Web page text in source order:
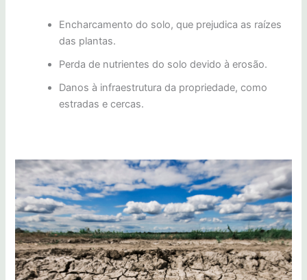
Encharcamento do solo, que prejudica as raízes
das plantas.
Perda de nutrientes do solo devido à erosão.
Danos à infraestrutura da propriedade, como
estradas e cercas.